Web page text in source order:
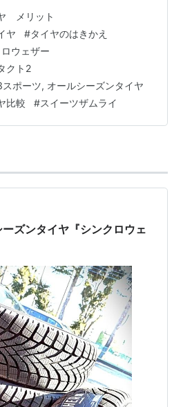
けど･･ なんか私の感覚的にはま
｀) まあとかく･･最近なら月日
早い^^; 20代の頃初めて買った新
こともあり･･5年で10万キロいき
は…
メリット
ヤ #タイヤのはきかえ
ウェザー
クト2
ポーツ, オールシーズンタイヤ
比較 #スイーツザムライ
ズンタイヤ『シンクロウェ